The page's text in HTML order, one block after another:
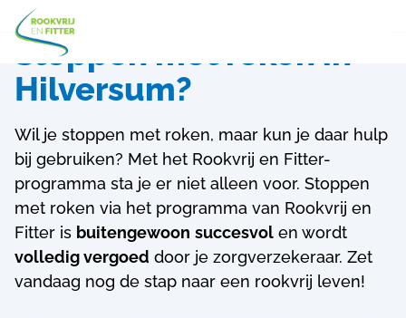
Stoppen met roken in
Hilversum?
Wil je stoppen met roken, maar kun je daar hulp
bij gebruiken? Met het Rookvrij en Fitter-
programma sta je er niet alleen voor. Stoppen
met roken via het programma van Rookvrij en
Fitter is buitengewoon succesvol en wordt
volledig vergoed door je zorgverzekeraar. Zet
vandaag nog de stap naar een rookvrij leven!